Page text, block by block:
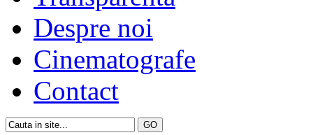
Despre noi
Cinematografe
Contact